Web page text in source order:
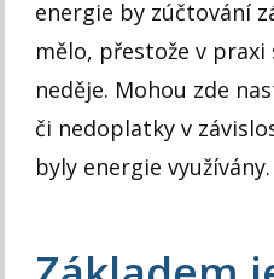
energie by zúčtování
mělo, přestože v
neděje. Mohou zde
či nedoplatky v
byly energie využívány.